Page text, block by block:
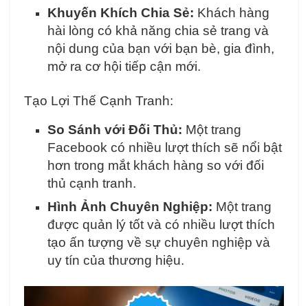
Khuyến Khích Chia Sẻ: Khách hàng
hài lòng có khả năng chia sẻ trang và
nội dung của bạn với bạn bè, gia đình,
mở ra cơ hội tiếp cận mới.
Tạo Lợi Thế Cạnh Tranh:
So Sánh với Đối Thủ: Một trang
Facebook có nhiều lượt thích sẽ nổi bật
hơn trong mắt khách hàng so với đối
thủ cạnh tranh.
Hình Ảnh Chuyên Nghiệp: Một trang
được quản lý tốt và có nhiều lượt thích
tạo ấn tượng về sự chuyên nghiệp và
uy tín của thương hiệu.